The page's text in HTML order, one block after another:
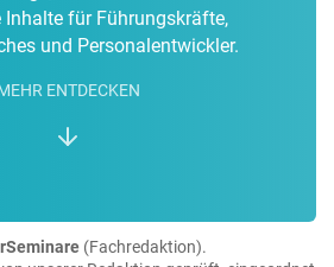
Inhalte für Führungskräfte,
und Personalentwickler.
ENTDECKEN
(Fachredaktion).